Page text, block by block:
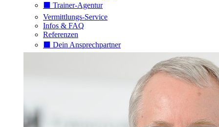
⬛️ Trainer-Agentur
Vermittlungs-Service
Infos & FAQ
Referenzen
⬛️ Dein Ansprechpartner